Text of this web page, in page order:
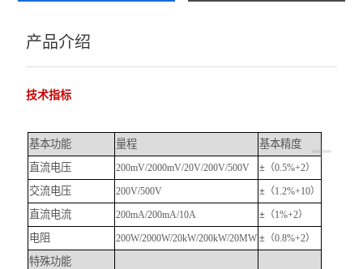
产品介绍
技术指标
+
基本功能 量程
基本精度
直流电压
200mV/2000mV/20V/200V/500V ± （0.5%+2）
交流电压 200V/500V ± （1.2%+10）
直流电流 200mA/200mA/10A ± （1%+2）
电阻 200W/2000W/20kW/200kW/20MW ± （0.8%+2）
特殊功能